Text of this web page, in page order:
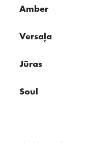
Amber
Versaļa
Jūras
Soul